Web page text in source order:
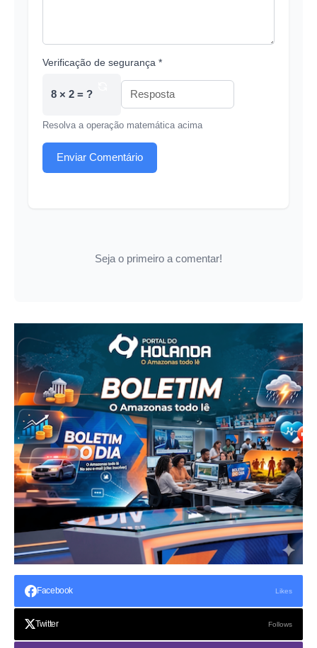
Verificação de segurança *
8 × 2 = ?
Resolva a operação matemática acima
Enviar Comentário
Seja o primeiro a comentar!
Facebook Likes
Twitter Follows